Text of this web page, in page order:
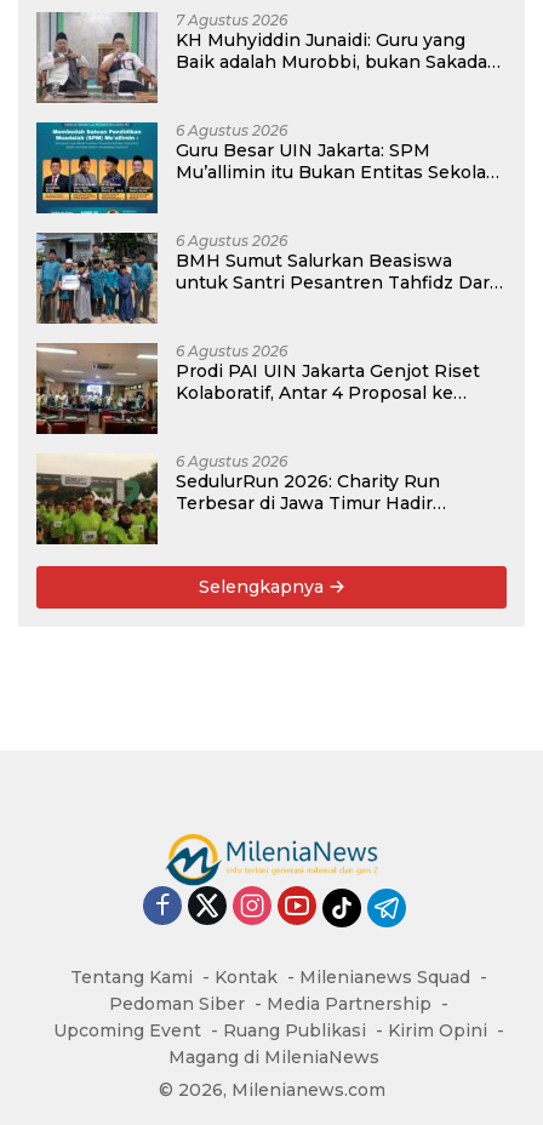
7 Agustus 2026
KH Muhyiddin Junaidi: Guru yang
Baik adalah Murobbi, bukan Sakadar
6 Agustus 2026
Guru Besar UIN Jakarta: SPM
Mu’allimin itu Bukan Entitas Sekolah
6 Agustus 2026
BMH Sumut Salurkan Beasiswa
untuk Santri Pesantren Tahfidz Darul
6 Agustus 2026
Prodi PAI UIN Jakarta Genjot Riset
Kolaboratif, Antar 4 Proposal ke
6 Agustus 2026
SedulurRun 2026: Charity Run
Terbesar di Jawa Timur Hadir
Guru Honorer
Selengkapnya
Tentang Kami Kontak
Milenianews Squad
Pedoman Siber
Media Partnership
Upcoming Event
Ruang Publikasi
Kirim Opini
Magang di MileniaNews
© 2026, Milenianews.com